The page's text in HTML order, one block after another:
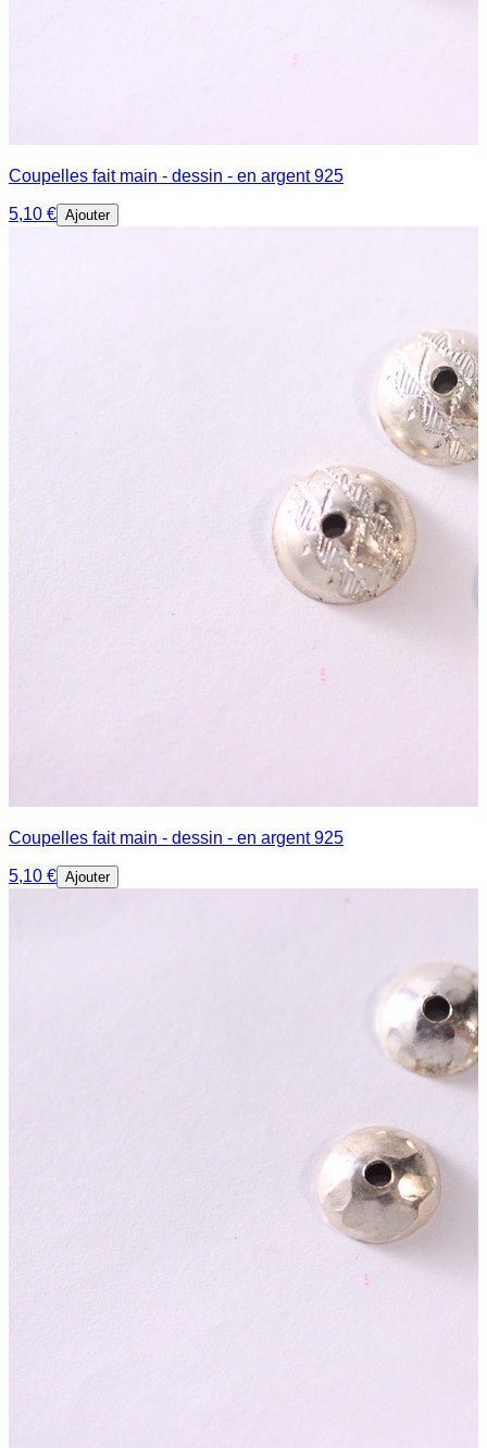
Coupelles fait main - dessin - en argent 925
5,10 € Ajouter
Coupelles fait main - dessin - en argent 925
5,10 € Ajouter